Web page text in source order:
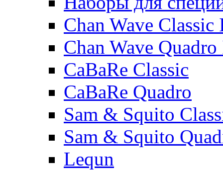
Chan Wave
Chan Wave
CaBaRe Classic
CaBaRe Quadro
Sam & Squito
Sam & Squito
Lequn